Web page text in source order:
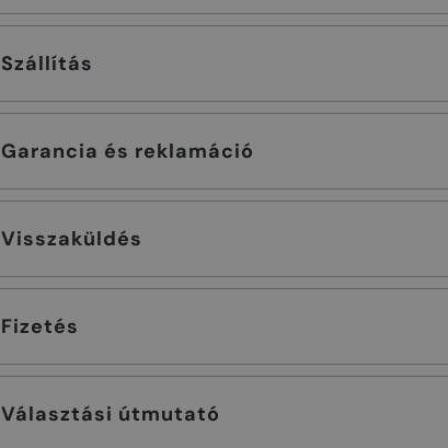
Szállítás
Garancia és reklamáció
Visszaküldés
Fizetés
Választási útmutató